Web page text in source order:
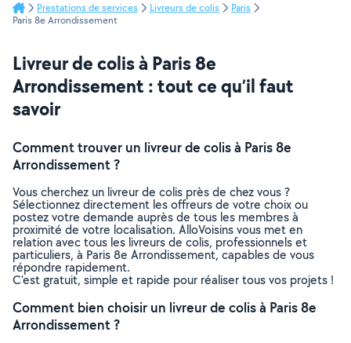
Prestations de services Livreurs de colis
Paris
Paris 8e Arrondissement
Livreur de colis à Paris 8e
Arrondissement : tout ce qu’il faut
savoir
Comment trouver un livreur de colis à Paris 8e
Arrondissement ?
Vous cherchez un livreur de colis près de chez vous ?
Sélectionnez directement les offreurs de votre choix ou
postez votre demande auprès de tous les membres à
proximité de votre localisation. AlloVoisins vous met en
relation avec tous les livreurs de colis, professionnels et
particuliers, à Paris 8e Arrondissement, capables de vous
répondre rapidement.
C’est gratuit, simple et rapide pour réaliser tous vos projets !
Comment bien choisir un livreur de colis à Paris 8e
Arrondissement ?